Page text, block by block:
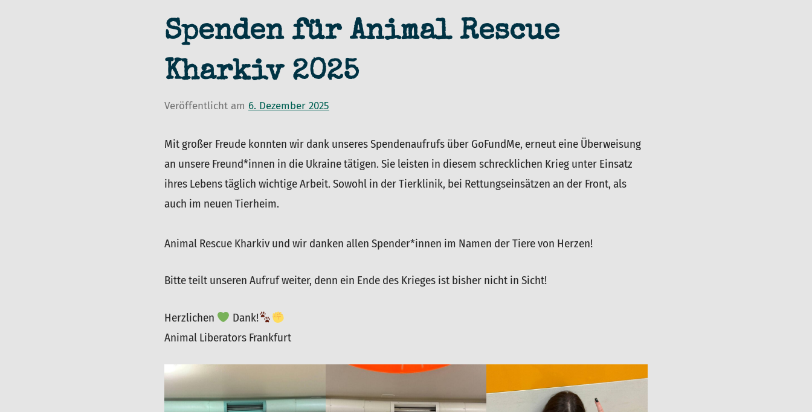
Spenden für Animal Rescue
Kharkiv 2025
Veröffentlicht am 6. Dezember 2025
Mit großer Freude konnten wir dank unseres Spendenaufrufs über GoFundMe, erneut eine Überweisung
an unsere Freund*innen in die Ukraine tätigen. Sie leisten in diesem schrecklichen Krieg unter Einsatz
ihres Lebens täglich wichtige Arbeit. Sowohl in der Tierklinik, bei Rettungseinsätzen an der Front, als
auch im neuen Tierheim.
Animal Rescue Kharkiv und wir danken allen Spender*innen im Namen der Tiere von Herzen!
Bitte teilt unseren Aufruf weiter, denn ein Ende des Krieges ist bisher nicht in Sicht!
Herzlichen
Dank!
Animal Liberators Frankfurt